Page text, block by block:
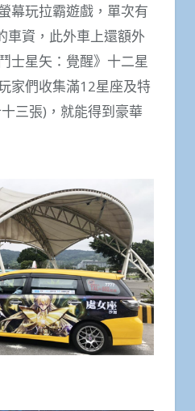
幕玩拉霸遊戲，單次有
車資，此外車上還額外
士星矢：覺醒》十二星
家們收集滿12星座及特
三張)，就能得到豪華